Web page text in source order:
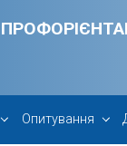
Опитування